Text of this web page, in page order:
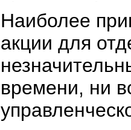
Наиболее
акции для
времени, ни